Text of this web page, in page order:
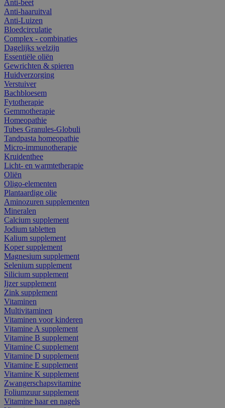
Anti-beet
Anti-haaruitval
Anti-Luizen
Bloedcirculatie
Complex - combinaties
Dagelijks welzijn
Essentiële oliën
Gewrichten & spieren
Huidverzorging
Verstuiver
Bachbloesem
Fytotherapie
Gemmotherapie
Homeopathie
Tubes Granules-Globuli
Tandpasta homeopathie
Micro-immunotherapie
Kruidenthee
Licht- en warmtetherapie
Oliën
Oligo-elementen
Plantaardige olie
Aminozuren supplementen
Mineralen
Calcium supplement
Jodium tabletten
Kalium supplement
Koper supplement
Magnesium supplement
Selenium supplement
Silicium supplement
Ijzer supplement
Zink supplement
Vitaminen
Multivitaminen
Vitaminen voor kinderen
Vitamine A supplement
Vitamine B supplement
Vitamine C supplement
Vitamine D supplement
Vitamine E supplement
Vitamine K supplement
Zwangerschapsvitamine
Foliumzuur supplement
Vitamine haar en nagels